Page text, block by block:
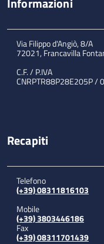
Via Filippo d'Angiò, 8/A
72021, Francavilla
C.F. / P.IVA
CNRPTR88P28E205P /
Recapiti
Telefono
(+39) 08311816103
Mobile
(+39) 3803446186
Fax
(+39) 08311701439